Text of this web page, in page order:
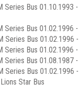
Series Bus 01.10.1993 -
Series Bus 01.02.1996 -
Series Bus 01.02.1996 -
Series Bus 01.02.1996 -
Series Bus 01.08.1987 -
Series Bus 01.02.1996 -
Star Bus